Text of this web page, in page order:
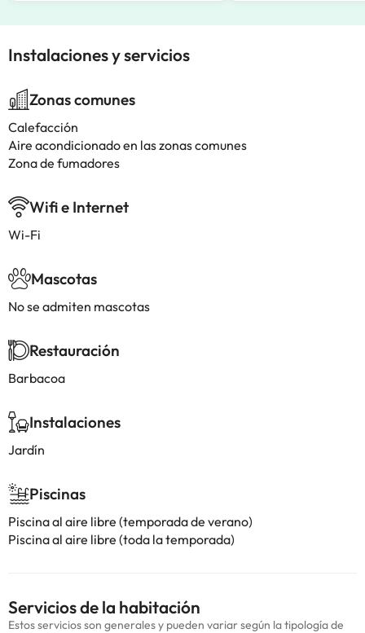
Instalaciones y servicios
Zonas comunes
Calefacción
Aire acondicionado en las zonas comunes
Zona de fumadores
Wifi e Internet
Wi-Fi
Mascotas
No se admiten mascotas
Restauración
Barbacoa
Instalaciones
Jardín
Piscinas
Piscina al aire libre (temporada de verano)
Piscina al aire libre (toda la temporada)
Servicios de la habitación
Estos servicios son generales y pueden variar según la tipología de